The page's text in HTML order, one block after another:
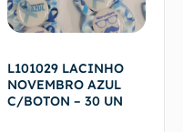
L101029 LACINHO
NOVEMBRO AZUL
C/BOTON – 30 UN